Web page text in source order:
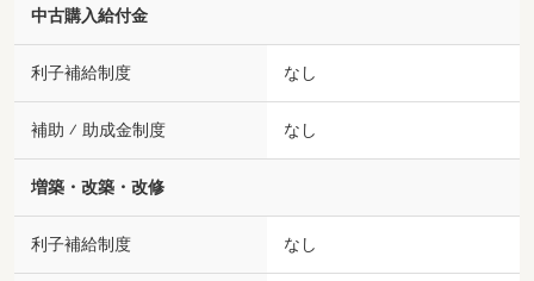
中古購入給付金
利子補給制度 なし
補助 ⁄ 助成金制度 なし
増築・改築・改修
利子補給制度 なし